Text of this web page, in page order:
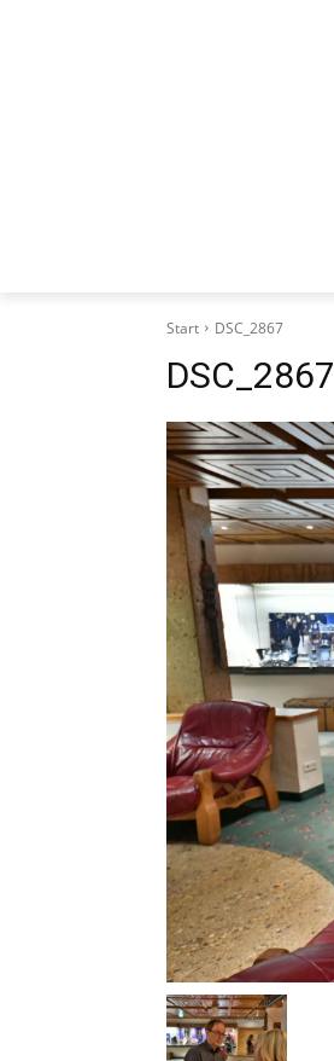
Start DSC_2867
DSC_2867